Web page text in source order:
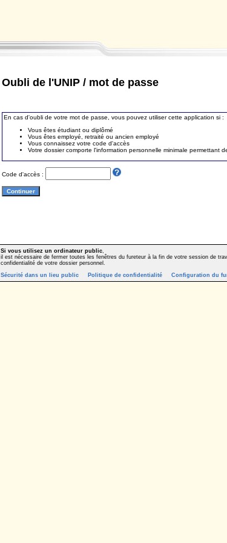
Oubli de l'UNIP / mot de passe
En cas d'oubli de votre mot de passe, vous pouvez utiliser cette application si :
Vous êtes étudiant ou diplômé
Vous êtes employé, retraité ou ancien employé
Vous connaissez votre code d'accès
Votre dossier comporte l'information personnelle minimale permettant
Code d'accès :
Si vous utilisez un ordinateur public,
il est nécessaire de fermer toutes les fenêtres du fureteur à la fin de votre session de
confidentialité de votre dossier personnel.
Sécurité dans un lieu public
Politique de confidentialité Configuration du